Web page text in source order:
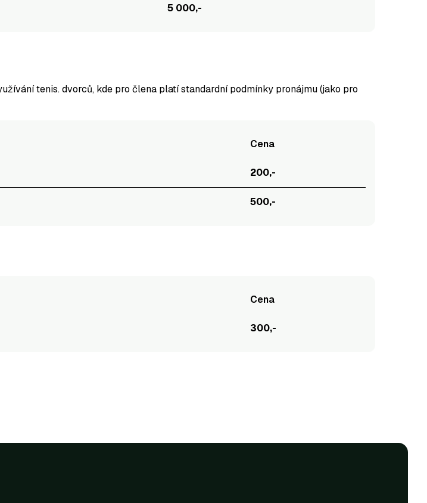
5 000,-
tenis. dvorců, kde pro člena platí standardní podmínky pronájmu (jako pro
Cena
200,-
500,-
Cena
300,-